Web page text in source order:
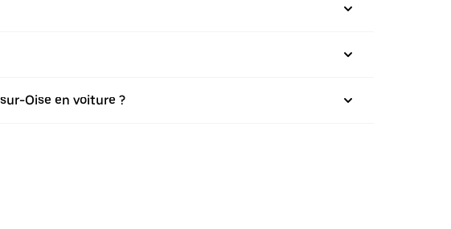
Oise en voiture ?